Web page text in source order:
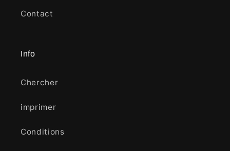
Contact
Info
Chercher
imprimer
Conditions